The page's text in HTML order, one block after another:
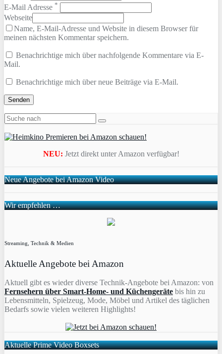
E-Mail Adresse *
Webseite
Name, E-Mail-Adresse und Website in diesem Browser für
meinen nächsten Kommentar speichern.
Benachrichtige mich über nachfolgende Kommentare via E-
Mail.
Benachrichtige mich über neue Beiträge via E-Mail.
NEU: Jetzt direkt unter Amazon verfügbar!
Neue Angebote bei Amazon Video
Wir empfehlen …
Streaming, Technik & Medien
Aktuelle Angebote bei Amazon
Aktuell gibt es wieder diverse Technik-Angebote bei Amazon: von
Fernsehern über Smart-Home- und Küchengeräte bis hin zu
Lebensmitteln, Spielzeug, Mode, Möbel und Artikel des täglichen
Bedarfs sowie vielen weiteren Highlights!
Aktuelle Prime Video Boxsets